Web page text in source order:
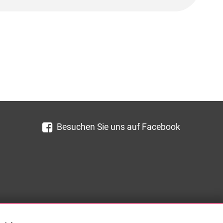
Besuchen Sie uns auf Facebook